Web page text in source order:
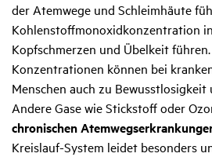
der Atemwege und Schleimhäute
Kohlenstoffmonoxidkonzentration
Kopfschmerzen und Übelkeit
Konzentrationen können bei
Menschen auch zu
Andere Gase wie Stickstoff oder
chronischen
Kreislauf-System leidet besonders